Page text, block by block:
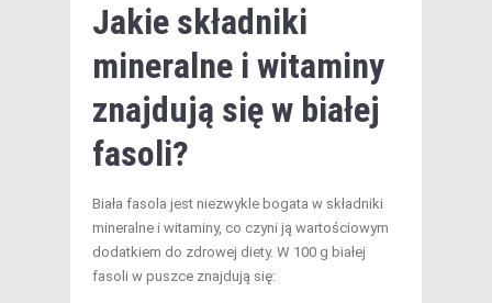
Jakie składniki
mineralne i witaminy
znajdują się w białej
fasoli?
Biała fasola jest niezwykle bogata w składniki
mineralne i witaminy, co czyni ją wartościowym
dodatkiem do zdrowej diety. W 100 g białej
fasoli w puszce znajdują się: